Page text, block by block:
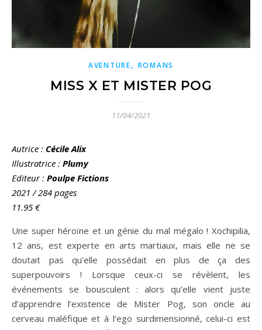
AVENTURE, ROMANS
MISS X ET MISTER POG
11/04/2021
Autrice : Cécile Alix
Illustratrice : Plumy
Editeur : Poulpe Fictions
2021 / 284 pages
11.95 €
Une super héroïne et un génie du mal mégalo ! Xochipilia,
12 ans, est experte en arts martiaux, mais elle ne se
doutait pas qu’elle possédait en plus de ça des
superpouvoirs ! Lorsque ceux-ci se révèlent, les
événements se bousculent : alors qu’elle vient juste
d’apprendre l’existence de Mister Pog, son oncle au
cerveau maléfique et à l’ego surdimensionné, celui-ci est